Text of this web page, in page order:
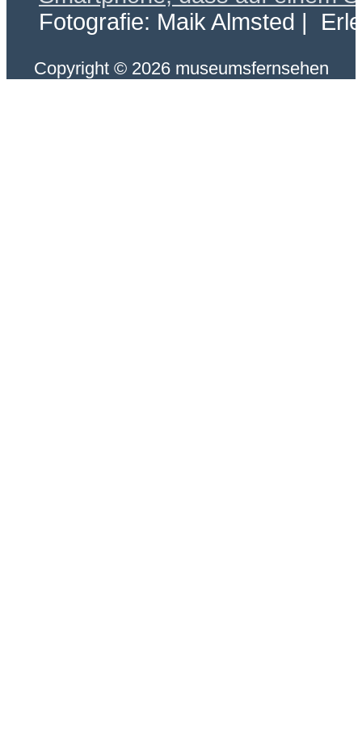
Fotografie: Maik Almsted |
Copyright © 2026 museumsfernsehen